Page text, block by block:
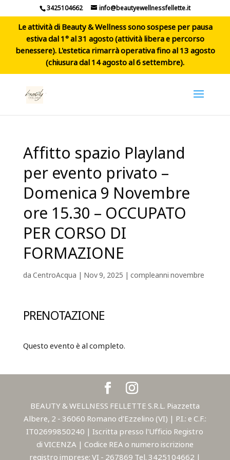
3425104662 info@beautyewellnessfellette.it
Le attività di Beauty & Wellness sono sospese per pausa
estiva dal 1° al 31 agosto (attività libera e percorso
benessere). L'estetica rimarrà operativa fino al 13 agosto
(chiusura dal 14 agosto al 6 settembre).
Affitto spazio Playland
per evento privato –
Domenica 9 Novembre
ore 15.30 – OCCUPATO
PER CORSO DI
FORMAZIONE
daCentroAcqua | Nov 9, 2025 | compleanni novembre
PRENOTAZIONE
Questo evento è al completo.
BEAUTY & WELLNESS FELLETTE S.R.L. Piazzetta
Albere, 2 - 36060 Romano d'Ezzelino (VI) | P.I.: e C.F.:
IT02699850240 | Iscritta presso l'Ufficio Registro
di VICENZA | Codice REA o numero iscrizione